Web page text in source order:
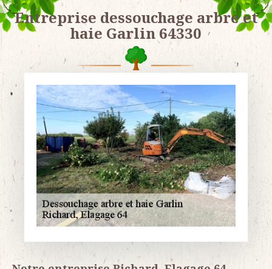
Entreprise dessouchage arbre et
haie Garlin 64330